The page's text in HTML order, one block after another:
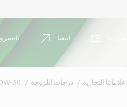
اتبعنا
علاماتنا التجارية درجات اللزوجة 10W-30